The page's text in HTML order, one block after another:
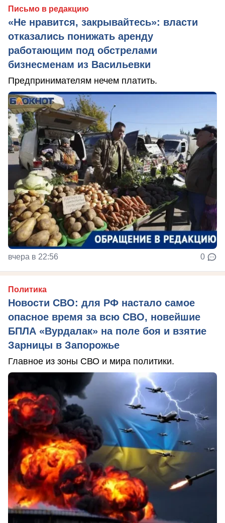
Письмо в редакцию
«Не нравится, закрывайтесь»: власти
отказались понижать аренду
работающим под обстрелами
бизнесменам из Васильевки
Предпринимателям нечем платить.
вчера в 22:56 0
Политика
Новости СВО: для РФ настало самое
опасное время за всю СВО, новейшие
БПЛА «Вурдалак» на поле боя и взятие
Зарницы в Запорожье
Главное из зоны СВО и мира политики.